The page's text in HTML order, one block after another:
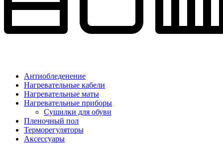
Антиобледенение
Нагревательные кабели
Нагревательные маты
Нагревательные приборы
Сушилки для обуви
Пленочный пол
Терморегуляторы
Аксессуары